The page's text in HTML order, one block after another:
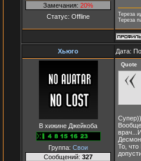
Замечания: 20%
Статус: Offline
Тереза
Тереза
Хьюго Дата:
В хижине Джейкоба
Группа: Свои
Сообщений: 327
Quote
Супер))
То, что